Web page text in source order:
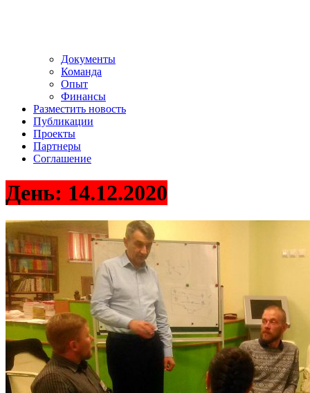
Документы
Команда
Опыт
Финансы
Разместить новость
Публикации
Проекты
Партнеры
Соглашение
День: 14.12.2020